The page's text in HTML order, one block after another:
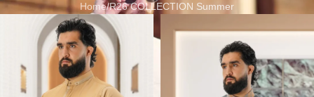
Home R26 COLLECTION Summer